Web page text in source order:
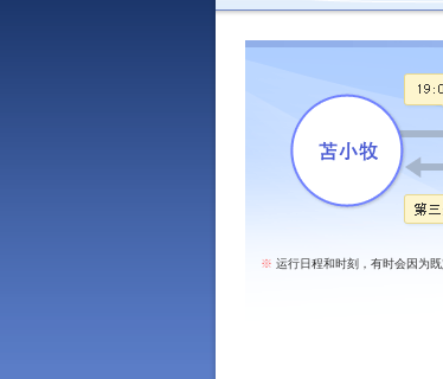
※ 运行日程和时刻，有时会因为